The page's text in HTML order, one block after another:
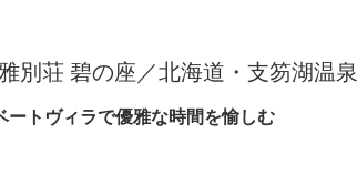
別荘 碧の座／北海道・支笏湖温泉
ートヴィラで優雅な時間を愉しむ